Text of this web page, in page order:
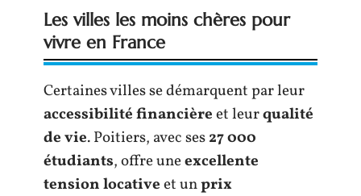
Les villes les moins chères pour
vivre en France
Certaines villes se démarquent par leur
accessibilité financièreet leurqualité
de vie. Poitiers, avec ses27 000
étudiants, offre uneexcellente
tension locativeet unprix